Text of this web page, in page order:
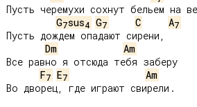
Пусть черемухи сохнут бельем на
G7sus4 G7 C A7
Пусть дождем опадают сирени,
Dm
Am
Все равно я отсюда тебя заберу
F7 E7
Am
Во дворец, где играют свирели.